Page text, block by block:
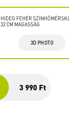
HIDEG FEHÉR
32 CM MAGASSÁG
3D PHOTO
3 990 Ft